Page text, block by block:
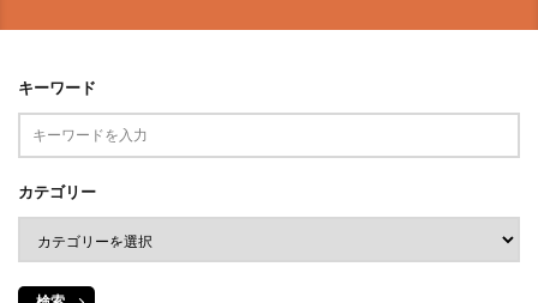
キーワード
カテゴリー